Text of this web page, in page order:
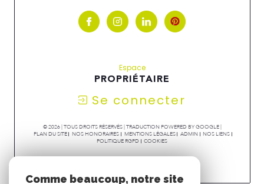
Espace
PROPRIÉTAIRE
Se connecter
© 2026 | TOUS DROITS RÉSERVÉS | TRADUCTION POWERED BY GOOGLE |
PLAN DU SITE
NOS HONORAIRES MENTIONS LÉGALES ADMIN
NOS LIENS
POLITIQUE RGPD
COOKIES
Comme beaucoup, notre site